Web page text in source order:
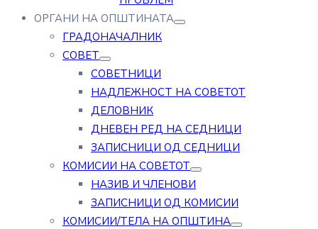
ОРГАНИ НА ОПШТИНАТА
ГРАДОНАЧАЛНИК
СОВЕТ
СОВЕТНИЦИ
НАДЛЕЖНОСТ НА СОВЕТОТ
ДЕЛОВНИК
ДНЕВЕН РЕД НА СЕДНИЦИ
ЗАПИСНИЦИ ОД СЕДНИЦИ
КОМИСИИ НА СОВЕТОТ
НАЗИВ И ЧЛЕНОВИ
ЗАПИСНИЦИ ОД КОМИСИИ
КОМИСИИ/ТЕЛА НА ОПШТИНА